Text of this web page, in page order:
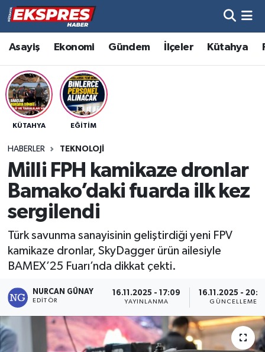
Asayiş Ekonomi Gündem İlçeler Kütahya
KÜTAHYA EĞITIM
HABERLER TEKNOLOJI
Milli FPH kamikaze dronlar
Bamako’daki fuarda ilk kez
sergilendi
Türk savunma sanayisinin geliştirdiği yeni FPV
kamikaze dronlar, SkyDagger ürün ailesiyle
BAMEX’25 Fuarı’nda dikkat çekti.
NURCAN GÜNAY
EDITÖR
16.11.2025 - 17:09
YAYINLANMA
16.11.2025 -
GÜNCELLEME
Altıntaş
Asayiş
Aslanapa
Bölge
Çavdarhisar
Dumlupınar
Dünya
Eğitim
Ekonomi
Hava Durumu
Trafik Durumu
Süper Lig Puan Durumu ve Fikstür
Son Dakika Haberleri
Haber Arşivi